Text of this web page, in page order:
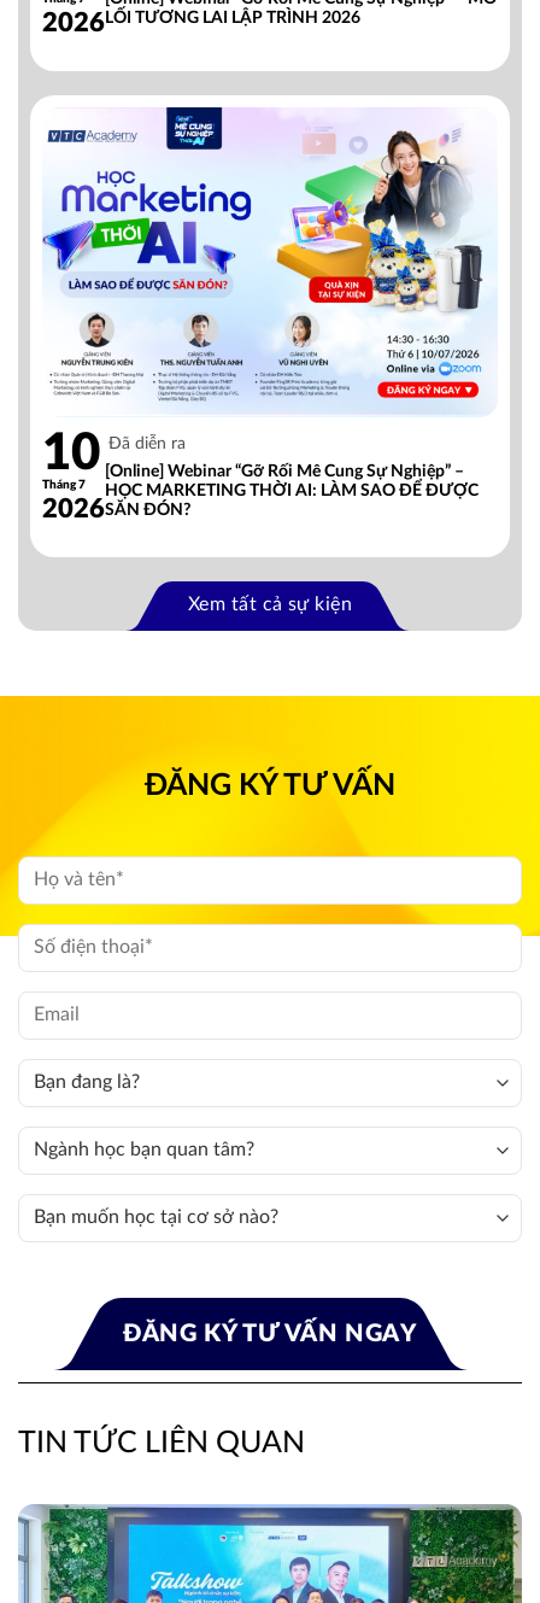
2026 LỐI TƯƠNG LAI LẬP TRÌNH 2026
10
Tháng 7
2026
Đã diễn ra
[Online] Webinar “Gỡ Rối Mê Cung Sự Nghiệp” –
HỌC MARKETING THỜI AI: LÀM SAO ĐỂ ĐƯỢC
SĂN ĐÓN?
Xem tất cả sự kiện
ĐĂNG KÝ TƯ VẤN
TIN TỨC LIÊN QUAN